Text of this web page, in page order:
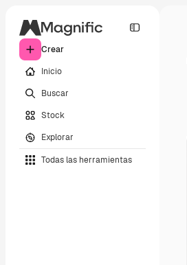
Crear
Inicio
Buscar
Stock
Explorar
Todas las herramientas